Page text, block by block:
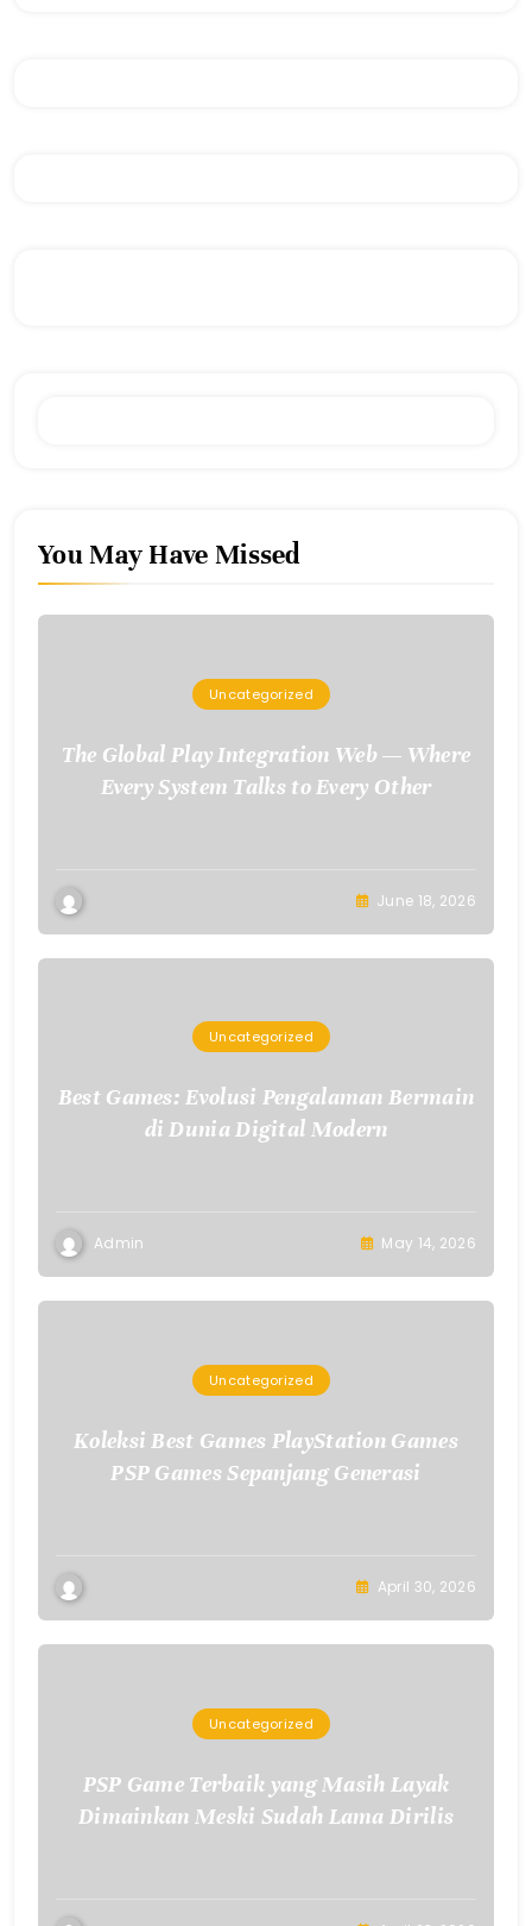
You May Have Missed
Uncategorized
The Global Play Integration Web — Where
Every System Talks to Every Other
June 18, 2026
Uncategorized
Best Games: Evolusi Pengalaman Bermain
di Dunia Digital Modern
Admin May 14, 2026
Uncategorized
Koleksi Best Games PlayStation Games
PSP Games Sepanjang Generasi
April 30, 2026
Uncategorized
PSP Game Terbaik yang Masih Layak
Dimainkan Meski Sudah Lama Dirilis